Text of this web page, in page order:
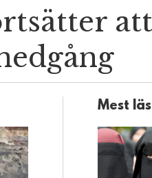
Mest